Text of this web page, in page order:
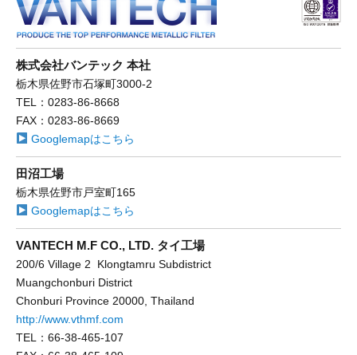
株式会社バンテック 本社
栃木県佐野市石塚町3000-2
TEL：0283-86-8668
FAX：0283-86-8669
Googlemapはこちら
田沼工場
栃木県佐野市戸室町165
Googlemapはこちら
VANTECH M.F CO., LTD. タイ工場
200/6 Village 2 Klongtamru Subdistrict
Muangchonburi District
Chonburi Province 20000, Thailand
http://www.vthmf.com
TEL：66-38-465-107